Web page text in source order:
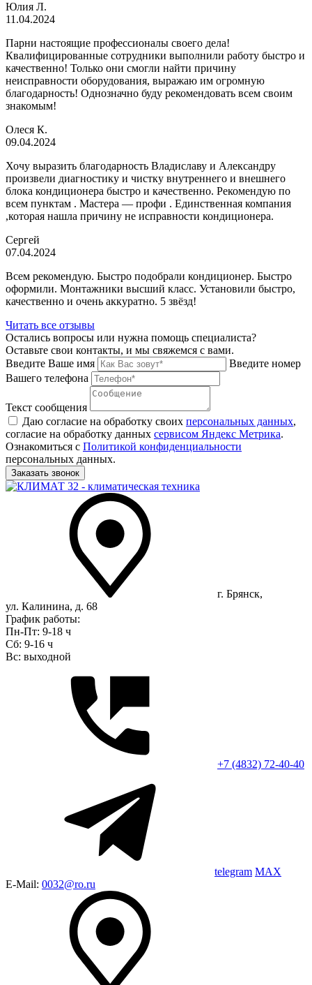
Юлия Л.
11.04.2024
Парни настоящие профессионалы своего дела!
Квалифицированные сотрудники выполнили работу быстро и
качественно! Только они смогли найти причину
неисправности оборудования, выражаю им огромную
благодарность! Однозначно буду рекомендовать всем своим
знакомым!
Олеся К.
09.04.2024
Хочу выразить благодарность Владиславу и Александру
произвели диагностику и чистку внутреннего и внешнего
блока кондиционера быстро и качественно. Рекомендую по
всем пунктам . Мастера — профи . Единственная компания
,которая нашла причину не исправности кондиционера.
Сергей
07.04.2024
Всем рекомендую. Быстро подобрали кондиционер. Быстро
оформили. Монтажники высший класс. Установили быстро,
качественно и очень аккуратно. 5 звёзд!
Читать все отзывы
Остались вопросы или нужна помощь специалиста?
Оставьте свои контакты, и мы свяжемся с вами.
Введите Ваше имя
Введите номер
Вашего телефона
Текст сообщения
Даю согласие на обработку своих персональных данных,
согласие на обработку данных сервисом Яндекс Метрика.
Ознакомиться с Политикой конфиденциальности
персональных данных.
г. Брянск,
ул. Калинина, д. 68
График работы:
Пн-Пт: 9-18 ч
Сб: 9-16 ч
Вс: выходной
+7 (4832) 72-40-40
telegram MAX
E-Mail: 0032@ro.ru